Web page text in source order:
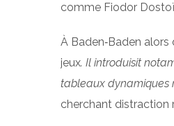
comme Fiodor
À Baden‑Baden alors
jeux. Il introduisit
tableaux dynamiques
cherchant distraction